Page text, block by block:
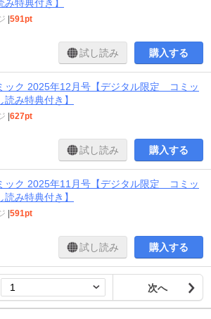
み特典付き】
591pt
試し読み 購入する
ック 2025年12月号【デジタル限定 コミッ
読み特典付き】
627pt
試し読み 購入する
ック 2025年11月号【デジタル限定 コミッ
読み特典付き】
591pt
試し読み 購入する
次へ